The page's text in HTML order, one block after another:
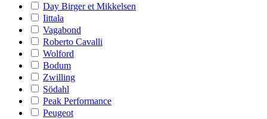
Day Birger et Mikkelsen
Iittala
Vagabond
Roberto Cavalli
Wolford
Bodum
Zwilling
Södahl
Peak Performance
Peugeot